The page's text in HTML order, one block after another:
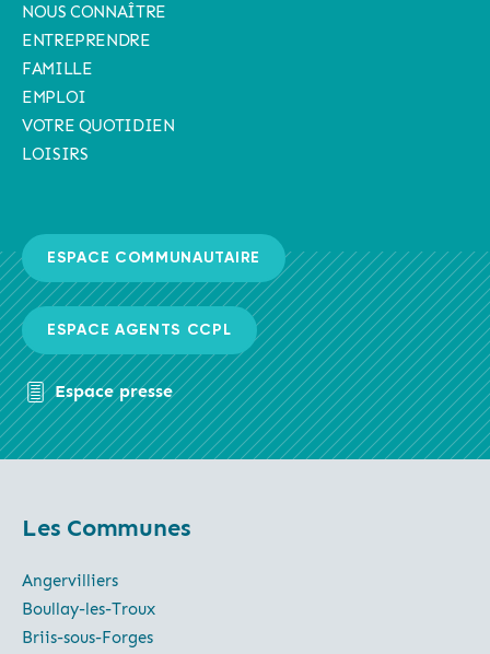
NOUS CONNAÎTRE
ENTREPRENDRE
FAMILLE
EMPLOI
VOTRE QUOTIDIEN
LOISIRS
ESPACE COMMUNAUTAIRE
ESPACE AGENTS CCPL
Espace presse
Les Communes
Angervilliers
Boullay-les-Troux
Briis-sous-Forges